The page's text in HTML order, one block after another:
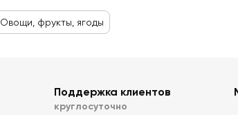
Овощи, фрукты, ягоды
Поддержка клиентов
круглосуточно